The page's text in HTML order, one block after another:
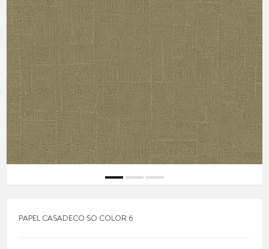
PAPEL CASADECO SO COLOR 6